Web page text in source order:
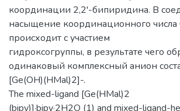
координации 2,2'-бипиридина. В
насыщение координационного числа
происходит с участием
гидроксогруппы, в результате чего
одинаковый комплексный анион
[Ge(OH)(HMal)2]-.
The mixed-ligand [Ge(HMal)2
(bipy)]·bipy·2H2O (1) and mixed-ligand-